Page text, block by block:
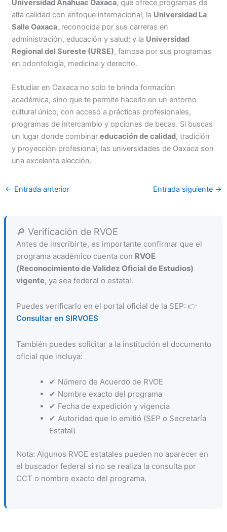
Universidad Anáhuac Oaxaca, que ofrece programas de
alta calidad con enfoque internacional; la Universidad La
Salle Oaxaca, reconocida por sus carreras en
administración, educación y salud; y la Universidad
Regional del Sureste (URSE), famosa por sus programas
en odontología, medicina y derecho.
Estudiar en Oaxaca no solo te brinda formación
académica, sino que te permite hacerlo en un entorno
cultural único, con acceso a prácticas profesionales,
programas de intercambio y opciones de becas. Si buscas
un lugar donde combinar educación de calidad, tradición
y proyección profesional, las universidades de Oaxaca son
una excelente elección.
← Entrada anterior Entrada siguiente →
🔎 Verificación de RVOE
Antes de inscribirte, es importante confirmar que el
programa académico cuenta con RVOE
(Reconocimiento de Validez Oficial de Estudios)
vigente, ya sea federal o estatal.
Puedes verificarlo en el portal oficial de la SEP: 👉
Consultar en SIRVOES
También puedes solicitar a la institución el documento
oficial que incluya:
✔ Número de Acuerdo de RVOE
✔ Nombre exacto del programa
✔ Fecha de expedición y vigencia
✔ Autoridad que lo emitió (SEP o Secretaría
Estatal)
Nota: Algunos RVOE estatales pueden no aparecer en
el buscador federal si no se realiza la consulta por
CCT o nombre exacto del programa.